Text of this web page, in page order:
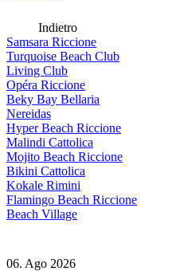
Indietro
Samsara Riccione
Turquoise Beach Club
Living Club
Opéra Riccione
Beky Bay Bellaria
Nereidas
Hyper Beach Riccione
Malindi Cattolica
Mojito Beach Riccione
Bikini Cattolica
Kokale Rimini
Flamingo Beach Riccione
Beach Village
06. Ago 2026